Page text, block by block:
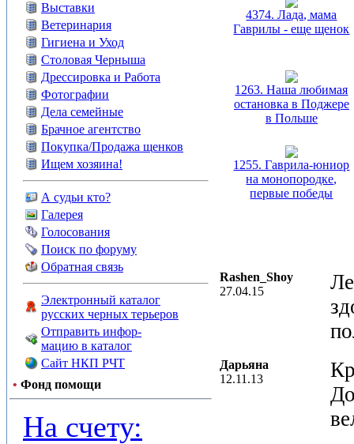
Выставки
Ветеринария
Гигиена и Уход
Столовая Черныша
Дрессировка и Работа
Фотографии
Дела семейные
Брачное агентство
Покупка/Продажа щенков
Ищем хозяина!
А судьи кто?
Галерея
Голосования
Поиск по форуму
Обратная связь
Электронный каталог
русских черных терьеров
Отправить инфор-
мацию в каталог
Сайт НКП РЧТ
• Фонд помощи
На счету:
4374. Лада, мама
Гаврилы - еще щенок
1263. Наша любимая
остановка в Поджере
в Польше
1255. Гаврила-юниор
на монопородке,
первые победы
Rashen_Shoy
27.04.15
Дарьяна
12.11.13